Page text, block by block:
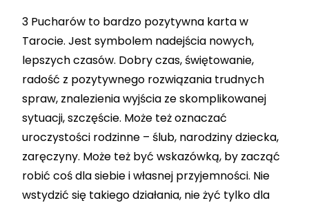
3 Pucharów to bardzo pozytywna karta w
Tarocie. Jest symbolem nadejścia nowych,
lepszych czasów. Dobry czas, świętowanie,
radość z pozytywnego rozwiązania trudnych
spraw, znalezienia wyjścia ze skomplikowanej
sytuacji, szczęście. Może też oznaczać
uroczystości rodzinne – ślub, narodziny dziecka,
zaręczyny. Może też być wskazówką, by zacząć
robić coś dla siebie i własnej przyjemności. Nie
wstydzić się takiego działania, nie żyć tylko dla